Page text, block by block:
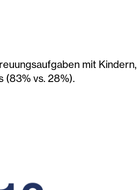
mit
(83% vs. 28%).